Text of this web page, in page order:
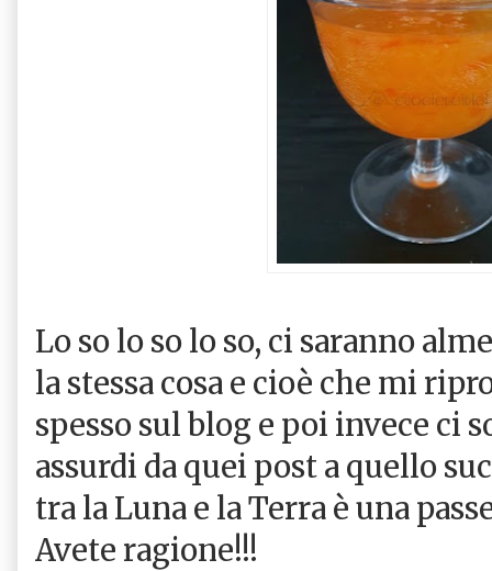
Lo so lo so lo so, ci saranno
la stessa cosa e cioè che mi
spesso sul blog e poi invece ci
assurdi da quei post a quello
tra la Luna e la Terra è una
Avete ragione!!!